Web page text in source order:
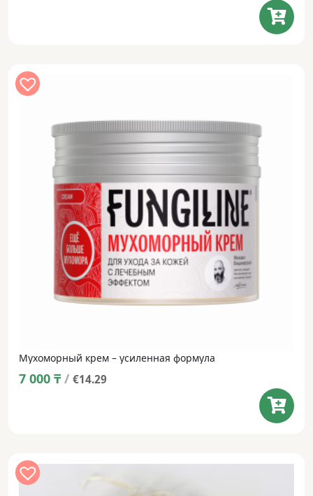
Мухоморный крем – усиленная формула
7 000 ₸ / €14.29